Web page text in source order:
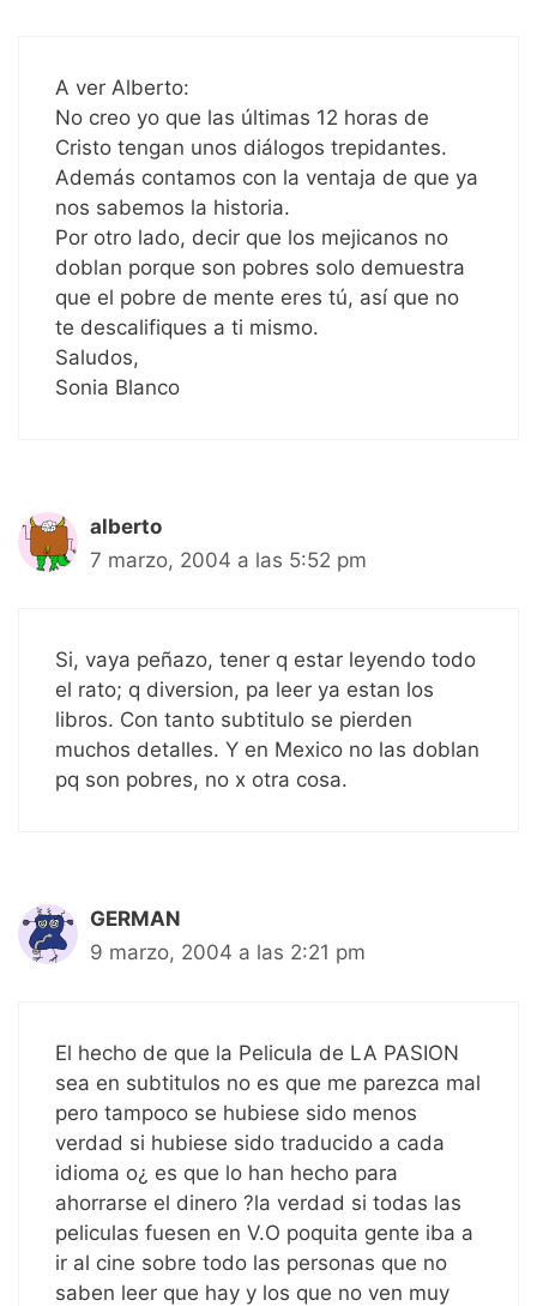
A ver Alberto:
No creo yo que las últimas 12 horas de
Cristo tengan unos diálogos trepidantes.
Además contamos con la ventaja de que ya
nos sabemos la historia.
Por otro lado, decir que los mejicanos no
doblan porque son pobres solo demuestra
que el pobre de mente eres tú, así que no
te descalifiques a ti mismo.
Saludos,
Sonia Blanco
alberto
7 marzo, 2004 a las 5:52 pm
Si, vaya peñazo, tener q estar leyendo todo
el rato; q diversion, pa leer ya estan los
libros. Con tanto subtitulo se pierden
muchos detalles. Y en Mexico no las doblan
pq son pobres, no x otra cosa.
GERMAN
9 marzo, 2004 a las 2:21 pm
El hecho de que la Pelicula de LA PASION
sea en subtitulos no es que me parezca mal
pero tampoco se hubiese sido menos
verdad si hubiese sido traducido a cada
idioma o¿ es que lo han hecho para
ahorrarse el dinero ?la verdad si todas las
peliculas fuesen en V.O poquita gente iba a
ir al cine sobre todo las personas que no
saben leer que hay y los que no ven muy